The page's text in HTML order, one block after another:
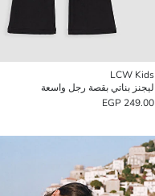
LCW Kids
ليجنز بناتي بقصة رجل واسعة
249.00 EGP